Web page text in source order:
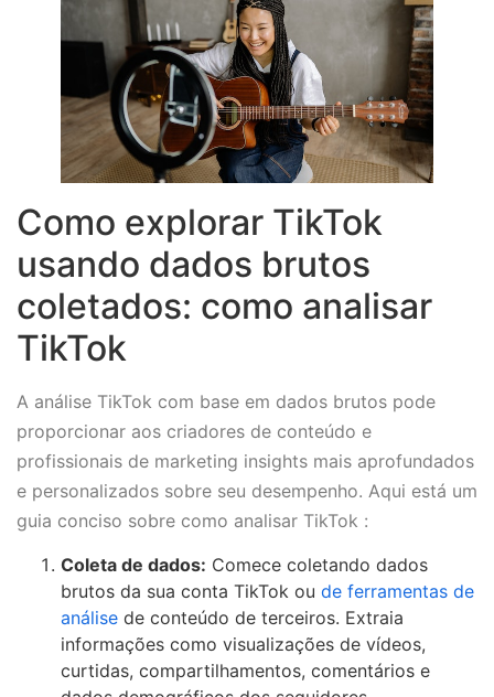
Como explorar TikTok
usando dados brutos
coletados: como analisar
TikTok
A análise TikTok com base em dados brutos pode
proporcionar aos criadores de conteúdo e
profissionais de marketing insights mais aprofundados
e personalizados sobre seu desempenho. Aqui está um
guia conciso sobre como analisar TikTok :
Coleta de dados: Comece coletando dados
brutos da sua conta TikTok ou de ferramentas de
análise de conteúdo de terceiros. Extraia
informações como visualizações de vídeos,
curtidas, compartilhamentos, comentários e